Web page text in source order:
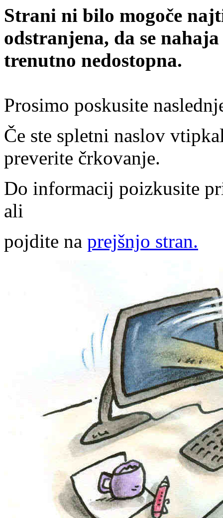
Strani ni bilo mogoče
odstranjena, da se
trenutno nedostopna.
Prosimo poskusite
Če ste spletni naslov
preverite črkovanje.
Do informacij poizkusite
ali
pojdite na prejšnjo stran.